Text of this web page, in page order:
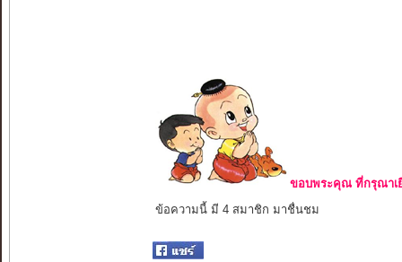
ขอบพระคุณ ที่กรุณาเ
ข้อความนี้ มี 4 สมาชิก มาชื่นชม